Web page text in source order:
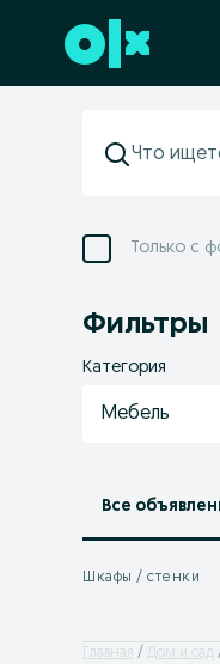
Перейти к нижнему
Только с
Фильтры
Категория
Мебель
Все
Шкафы / стенки
Главная Дом и сад